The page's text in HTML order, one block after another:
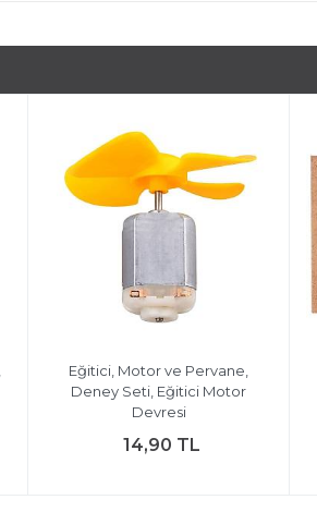
Eğitici, Motor ve Pervane,
Deney Seti, Eğitici Motor
Devresi
14,90 TL